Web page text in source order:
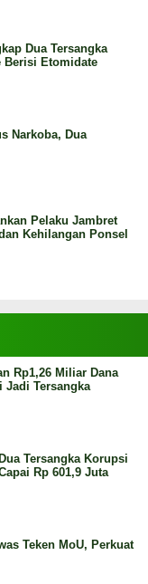
Dua Tersangka
Berisi Etomidate
Narkoba, Dua
Pelaku Jambret
Kehilangan Ponsel
Rp1,26 Miliar Dana
Jadi Tersangka
Tersangka Korupsi
Rp 601,9 Juta
Teken MoU, Perkuat